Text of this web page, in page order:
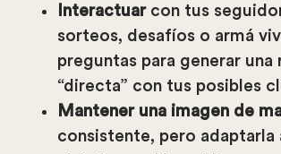
Interactuar con tus
sorteos, desafíos o armá
preguntas para generar una
“directa” con tus posibles
Mantener una imagen de
consistente, pero adaptarla